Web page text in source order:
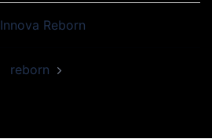
Innova Reborn
reborn